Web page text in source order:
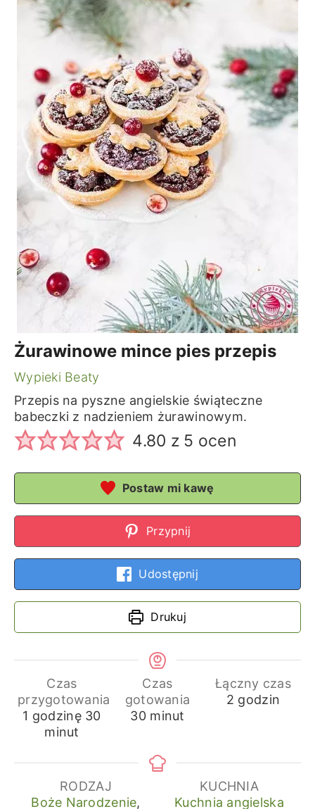
Żurawinowe mince pies przepis
Wypieki Beaty
Przepis na pyszne angielskie świąteczne
babeczki z nadzieniem żurawinowym.
4.80 z 5 ocen
Postaw mi kawę
Przypnij
Udostępnij
Drukuj
Czas
przygotowania
1 godzina
godzinę 30minuty
minut
Czas
gotowania
30minuty
minut
Łączny czas
2 godziny
godzin
RODZAJ
Boże Narodzenie,
KUCHNIA
Kuchnia angielska